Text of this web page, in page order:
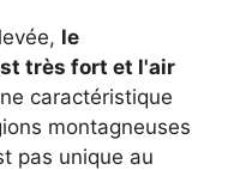
le
très fort et l'air
caractéristique
montagneuses
pas unique au